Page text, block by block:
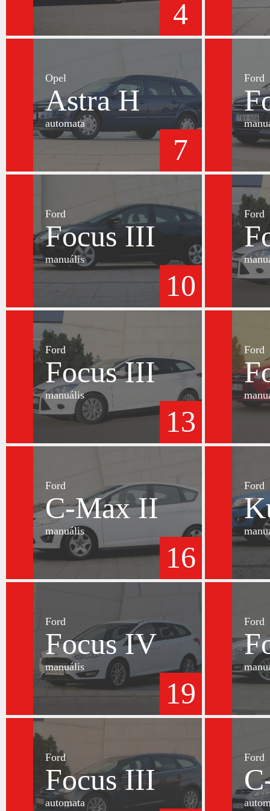
4
Opel
Astra H
automata
7
Ford
Ford
Focus III
manuális
10
Ford
Ford
Focus III
manuális
13
Ford
Ford
C-Max II
manuális
16
Ford
Ford
Focus IV
manuális
19
Ford
Ford
Focus III
automata
Ford